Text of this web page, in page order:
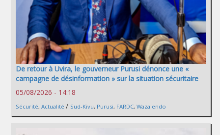
De retour à Uvira, le gouverneur Purusi dénonce une «
campagne de désinformation » sur la situation sécuritaire
05/08/2026 - 14:18
Sécurité, Actualité / Sud-Kivu, Purusi, FARDC, Wazalendo